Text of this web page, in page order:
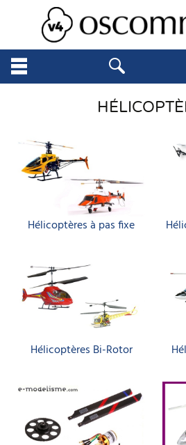
Hélicoptères à pas fixe
Hélicoptères Bi-Rotor